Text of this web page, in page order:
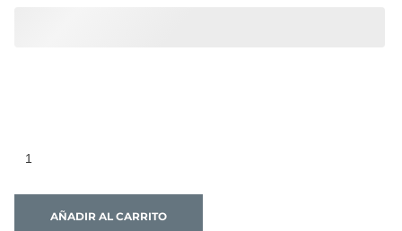
AÑADIR AL CARRITO